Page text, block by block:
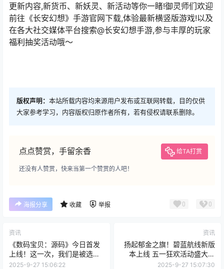
更新内容,新货币、新妖灵、新活动等你一睹!御灵师们欢迎
前往《长安幻想》手游官网下载,体验最新横竖版游戏!以及
在各大社交媒体平台搜索@长安幻想手游,参与丰厚的玩家
福利抽奖活动哦～
版权声明： 本站所载内容均来源用户发布或互联网转载，目的仅供
大家参考学习，内容版权归原作者所有，若有侵权请联系删除。
点点赞赏，手留余香 给TA打赏
还没有人赞赏，快来当第一个赞赏的人吧！
海报分享 收藏 举报 0 0
资讯
《数码宝贝：源码》今日首发
上线！这一次，我们是被选召
者！
2025-9-27 15:06:22
资讯
扬起郁金之旗！碧蓝航线新版
本上线 五一狂欢活动盛大启
航！
2025-9-27 15:07:30